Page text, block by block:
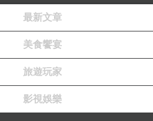
最新文章
美食饗宴
旅遊玩家
影視娛樂